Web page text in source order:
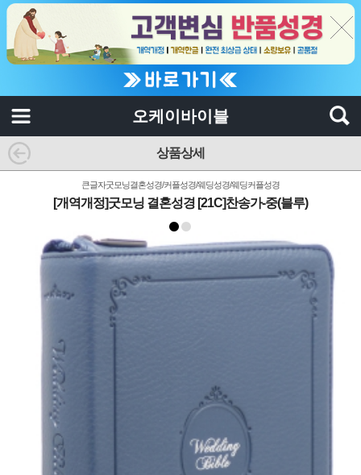
오케이바이블
상품상세
큰글자굿모닝결혼성경/커플성경/웨딩성경/웨딩커플성경
[개역개정]굿모닝 결혼성경 [21C]찬송가-중(블루)